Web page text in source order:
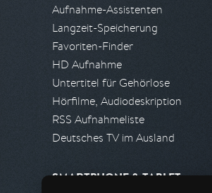
Aufnahme-Assistenten
Langzeit-Speicherung
Favoriten-Finder
HD Aufnahme
Untertitel für Gehörlose
Hörfilme, Audiodeskription
RSS Aufnahmeliste
Deutsches TV im Ausland
SMARTPHONE & TABLET